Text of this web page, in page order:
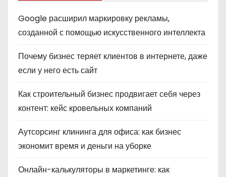
Google расширил маркировку рекламы,
созданной с помощью искусственного интеллекта
Почему бизнес теряет клиентов в интернете, даже
если у него есть сайт
Как строительный бизнес продвигает себя через
контент: кейс кровельных компаний
Аутсорсинг клининга для офиса: как бизнес
экономит время и деньги на уборке
Онлайн-калькуляторы в маркетинге: как